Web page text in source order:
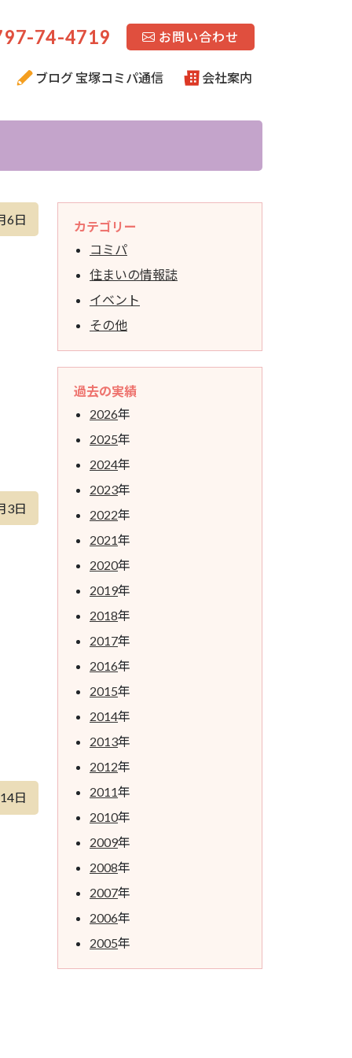
74-4719 お問い合わせ
ブログ 宝塚コミパ通信 会社案内
6日
3日
日
カテゴリー
コミパ
住まいの情報誌
イベント
その他
過去の実績
2026年
2025年
2024年
2023年
2022年
2021年
2020年
2019年
2018年
2017年
2016年
2015年
2014年
2013年
2012年
2011年
2010年
2009年
2008年
2007年
2006年
2005年